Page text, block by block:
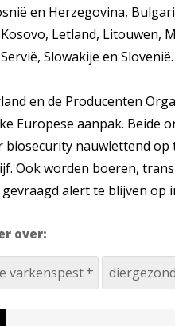
en Herzegovina,
Letland, Litouwen,
Slowakije en Slovenië.
en de Producenten
Europese aanpak. Beide
biosecurity nauwlettend
Ook worden boeren,
alert te blijven op
over:
varkenspest